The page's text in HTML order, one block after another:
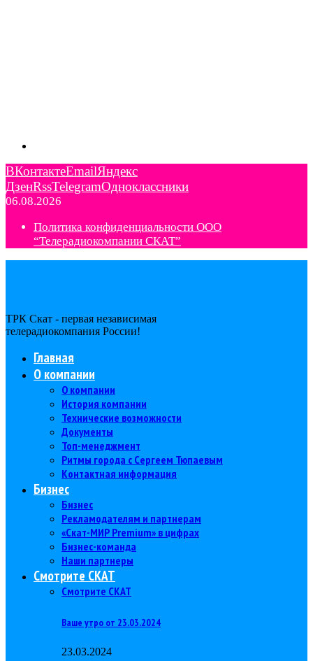
ВКонтактеEmailЯндекс
ДзенRssTelegramОдноклассники
06.08.2026
Политика конфиденциальности ООО
“Телерадиокомпании СКАТ”
ТРК Скат - первая независимая
телерадиокомпания Роcсии!
Главная
О компании
О компании
История компании
Технические возможности
Документы
Топ-менеджмент
Ритмы города с Сергеем Тюпаевым
Контактная информация
Бизнес
Бизнес
Рекламодателям и партнерам
«Скат-МИР Premium» в цифрах
Бизнес-команда
Наши партнеры
Смотрите СКАТ
Смотрите СКАТ
Ваше утро от 23.03.2024
23.03.2024